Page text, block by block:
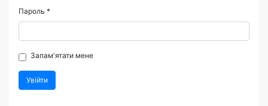
Пароль *
Запам'ятати мене
Увійти